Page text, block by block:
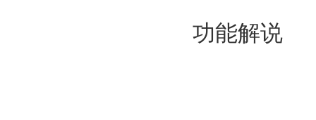
功能解说